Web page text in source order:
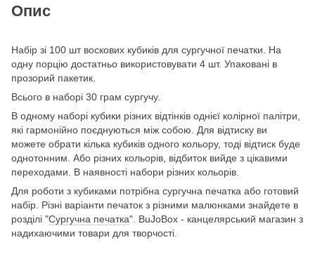
Опис
Набір зі 100 шт воскових кубиків для сургучної печатки. На
одну порцію достатньо використовувати 4 шт. Упаковані в
прозорий пакетик.
Всього в наборі 30 грам сургучу.
В одному наборі кубики різних відтінків однієї колірної палітри,
які гармонійно поєднуються між собою. Для відтиску ви
можете обрати кілька кубиків одного кольору, тоді відтиск буде
однотонним. Або різних кольорів, відбиток вийде з цікавими
переходами. В наявності набори різних кольорів.
Для роботи з кубиками потрібна сургучна печатка або готовий
набір. Різні варіанти печаток з різними малюнками знайдете в
розділі "Сургучна печатка". BuJoBox - канцелярський магазин з
надихаючими товари для творчості.